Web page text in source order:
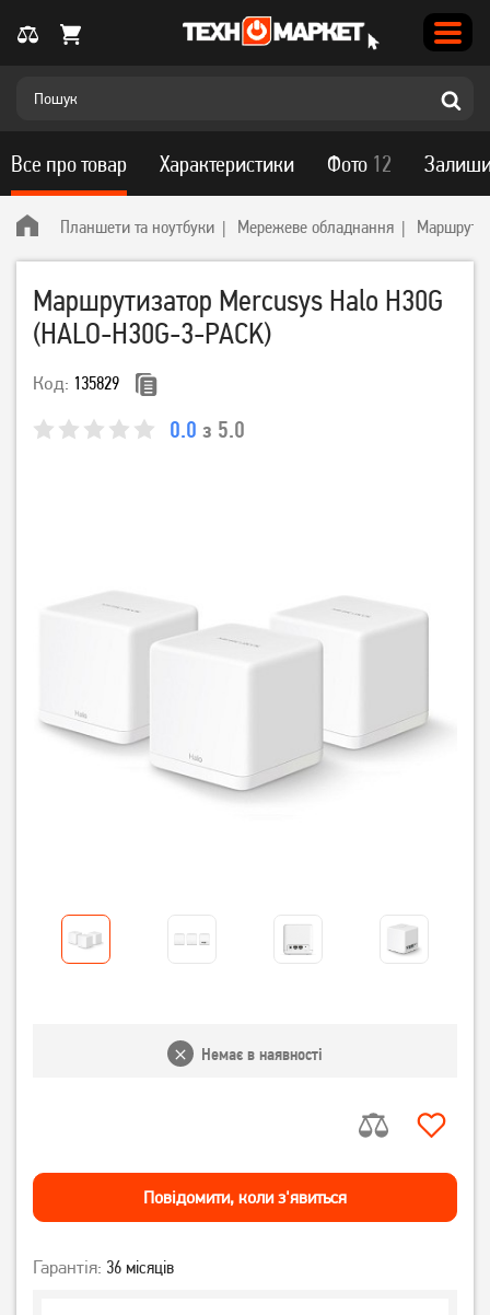
Планшети та ноутбуки Мережеве обладнання
Маршрутизатор Mercusys Halo H30G
(HALO-H30G-3-PACK)
Код: 135829
0.0 з 5.0
Все про товар Характеристики Фото 12
Немає в наявності
Повiдомити, коли з'явиться
Гарантія: 36 місяців